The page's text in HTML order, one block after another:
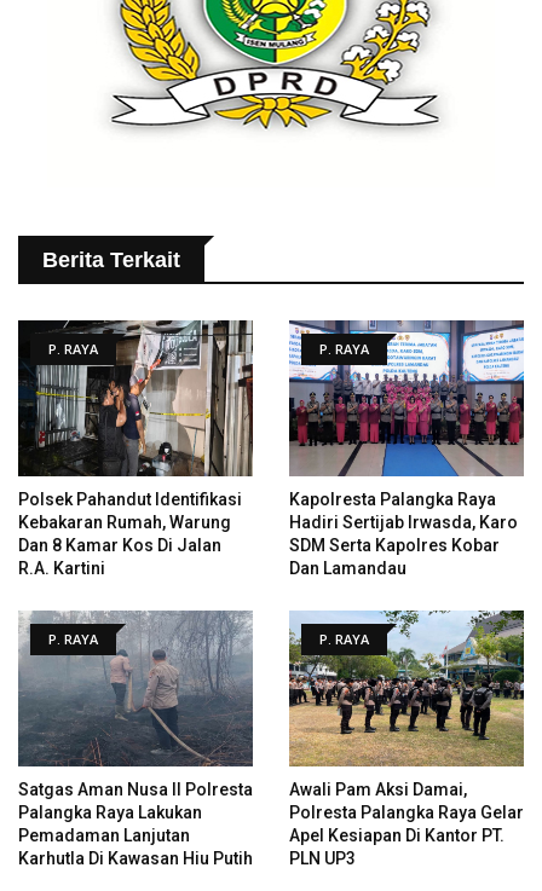
Berita Terkait
P. RAYA
Polsek Pahandut Identifikasi
Kebakaran Rumah, Warung
Dan 8 Kamar Kos Di Jalan
R.A. Kartini
P. RAYA
Kapolresta Palangka Raya
Hadiri Sertijab Irwasda, Karo
SDM Serta Kapolres Kobar
Dan Lamandau
P. RAYA
Satgas Aman Nusa II Polresta
Palangka Raya Lakukan
Pemadaman Lanjutan
Karhutla Di Kawasan Hiu Putih
P. RAYA
Awali Pam Aksi Damai,
Polresta Palangka Raya Gelar
Apel Kesiapan Di Kantor PT.
PLN UP3